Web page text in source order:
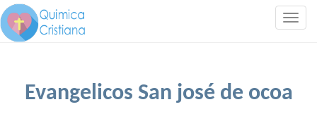
Evangelicos San josé de ocoa